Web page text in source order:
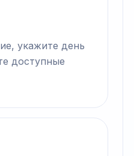
укажите день
доступные